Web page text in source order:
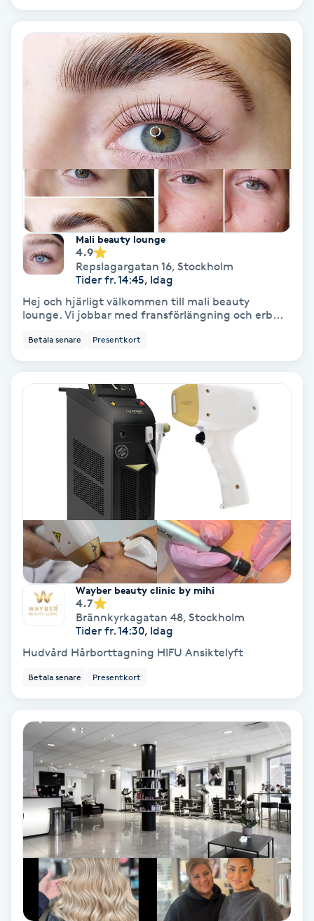
Ansiktsbehandling djuprengörande
Babylights
Bambumassage
Barber
Barnklippning
BIAB
Blowout
Bottenfärg
Brynformning
Brynplockning
Bröllopsuppsättning
Celluliter
Coachning
Color correction
Cryoterapi
Damklippning
Dermapen
Diamantslipning
Enzympeeling
Extensions
Mali beauty lounge
4.9
Repslagargatan 16, Stockholm
Tider fr. 14:45, Idag
Hej och hjärligt välkommen till mali beauty
lounge. Vi jobbar med fransförlängning och erb...
Betala senare Presentkort
Wayber beauty clinic by mihi
4.7
Brännkyrkagatan 48, Stockholm
Tider fr. 14:30, Idag
Hudvård Hårborttagning HIFU Ansiktelyft
Betala senare Presentkort